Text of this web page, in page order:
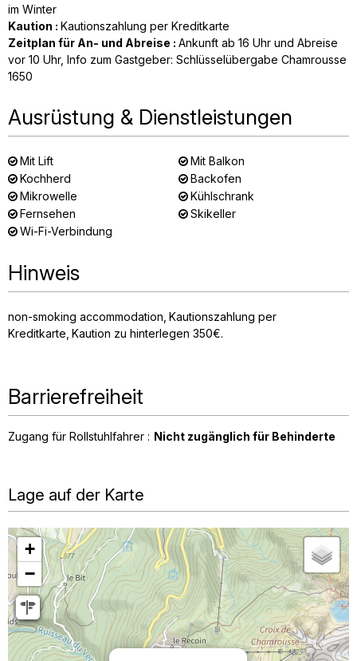
im Winter
Kaution : Kautionszahlung per Kreditkarte
Zeitplan für An- und Abreise : Ankunft ab 16 Uhr und Abreise
vor 10 Uhr Info zum Gastgeber: Schlüsselübergabe Chamrousse
1650
Ausrüstung & Dienstleistungen
Mit Lift
Mit Balkon
Kochherd
Backofen
Mikrowelle
Kühlschrank
Fernsehen
Skikeller
Wi-Fi-Verbindung
Hinweis
non-smoking accommodation Kautionszahlung per
Kreditkarte Kaution zu hinterlegen 350€
Barrierefreiheit
Zugang für Rollstuhlfahrer : Nicht zugänglich für Behinderte
Lage auf der Karte
+
−